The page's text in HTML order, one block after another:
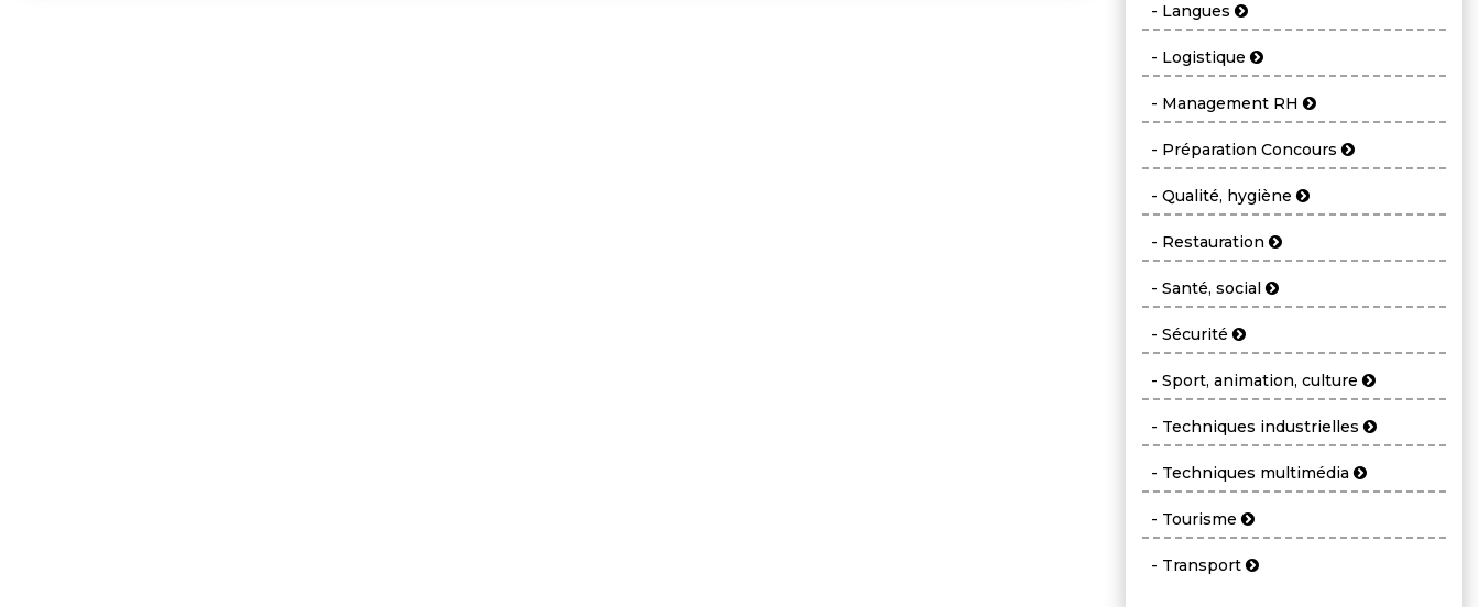
- Langues
- Logistique
- Management RH
- Préparation Concours
- Qualité, hygiène
- Restauration
- Santé, social
- Sécurité
- Sport, animation, culture
- Techniques industrielles
- Techniques multimédia
- Tourisme
- Transport